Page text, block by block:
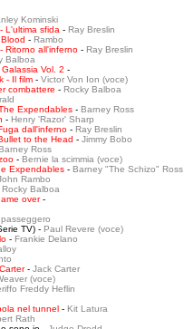
Kominski
L'ultima sfida - Ray Breslin
- Rambo
Ritorno all'inferno - Ray Breslin
Balboa
Vol. 2 -
- Il film - Victor Von Ion (voce)
combattere - Rocky Balboa
Expendables - Barney Ross
- Henry 'Razor' Sharp
dall'inferno - Ray Breslin
to the Head - Jimmy Bobo
Barney Ross
- Bernie la scimmia (voce)
Expendables - Barney "The Schizo" Ross
Rambo
Rocky Balboa
over-
TV) - Paul Revere (voce)
- Frankie Delano
- Jack Carter
(voce)
Freddy Heflin
nel tunnel - Kit Latura
Rath